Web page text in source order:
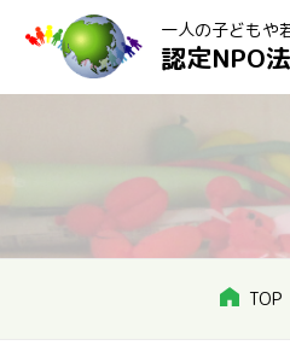
一人の子どもや
認定NPO
TOP